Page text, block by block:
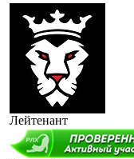
Лейтенант